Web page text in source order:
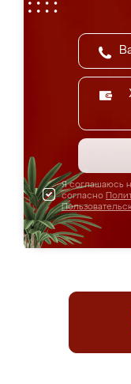
Я соглашаюсь
согласно